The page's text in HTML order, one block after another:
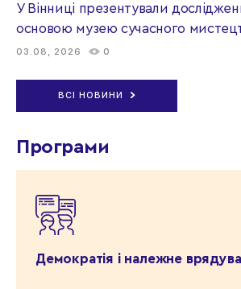
У Вінниці презентували
основою музею сучасного
03.08, 2026 0
ВСІ НОВИНИ
Програми
Демократія і належне